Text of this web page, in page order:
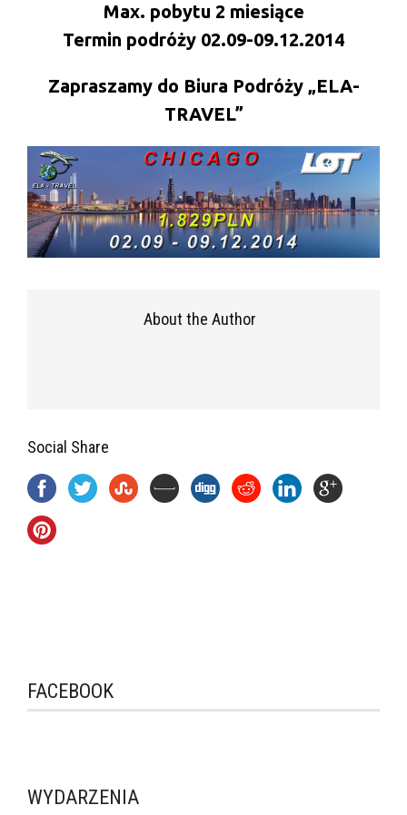
Max. pobytu 2 miesiące
Termin podróży 02.09-09.12.2014
Zapraszamy do Biura Podróży „ELA-
TRAVEL”
About the Author
Social Share
FACEBOOK
WYDARZENIA